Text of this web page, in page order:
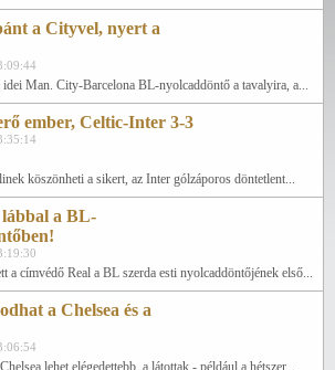
a Cityvel, nyert a
idei Man. City-Barcelona BL-nyolcaddöntő a tavalyira, a...
ember, Celtic-Inter 3-3
köszönheti a sikert, az Inter gólzáporos döntetlent...
lábbal a BL-
a címvédő Real a BL szerda esti nyolcaddöntőjének első...
a Chelsea és a
lehet elégedettebb, a látottak - például a hétszer...